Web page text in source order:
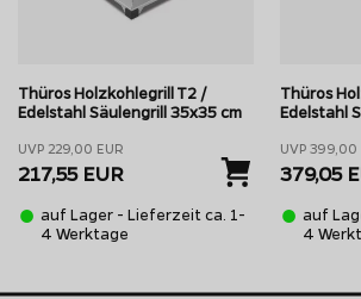
ein einfaches Handling, einen
Fans legen großen Wert auf ein
diesen Wünschen und
Thüros Holzkohlegrill T2 /
Edelstahl Säulengrill 35x35 cm
UVP 229,00 EUR
217,55 EUR
auf Lager - Lieferzeit ca. 1-
4 Werktage
Thüros
Edelstahl
UVP 399,00
379,05
auf
4